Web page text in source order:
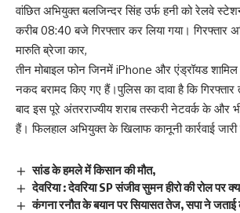
वांछित अभियुक्त बलजिन्दर सिंह उर्फ हनी को रेलवे
करीब 08:40 बजे गिरफ्तार कर लिया गया।
मारुति ब्रेजा कार,
तीन मोबाइल फोन जिनमें iPhone और एंड्रॉयड
नकद बरामद किए गए हैं।पुलिस का दावा है कि
बाद इस पूरे अंतरराज्यीय शराब तस्करी नेटवर्क के
हैं। फिलहाल अभियुक्त के खिलाफ कानूनी कार्रवाई जारी
सांड के हमले में किसान की मौत,
देवरिया : देवरिया SP संजीव सुमन हीरो की रोल पर
कंगना रनौत के बयान पर सियासत तेज, सपा ने जताई